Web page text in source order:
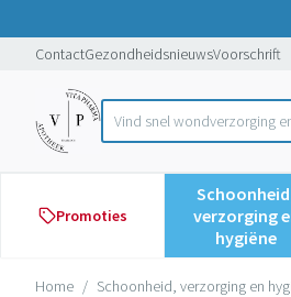
ContactGezondheidsnieuwsVoorschrift
Product, merk,
Promoties
verzorging
hygiëne
Toon
Home / Schoonheid, verzorging en